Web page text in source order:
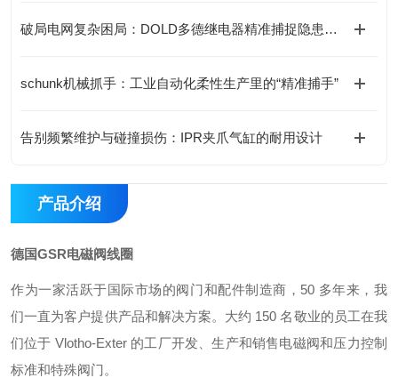
破局电网复杂困局：DOLD多德继电器精准捕捉隐患的底层逻辑
schunk机械抓手：工业自动化柔性生产里的“精准捕手”
告别频繁维护与碰撞损伤：IPR夹爪气缸的耐用设计
产品介绍
德国GSR电磁阀线圈
作为一家活跃于国际市场的阀门和配件制造商，50 多年来，我
们一直为客户提供产品和解决方案。大约 150 名敬业的员工在我
们位于 Vlotho-Exter 的工厂开发、生产和销售电磁阀和压力控制
标准和特殊阀门。